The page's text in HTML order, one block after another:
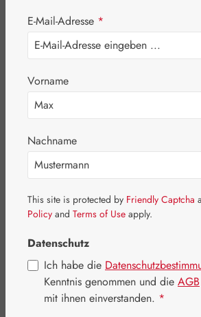
mg GPH
Bildergalerie überspringen
E-Mail-Adresse *
Vorname
Nachname
This site is protected by Friendly Captcha
Policy and Terms of Use apply.
Datenschutz
Ich habe die
Kenntnis genommen und die AGB
mit ihnen einverstanden. *